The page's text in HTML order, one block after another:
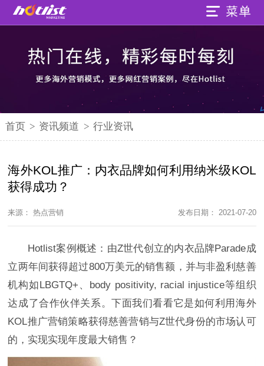
首页 > 资讯频道 > 行业资讯
海外KOL推广：内衣品牌如何利用纳米级KOL
获得成功？
来源： 热点营销 发布日期： 2021-07-20
Hotlist案例概述：由Z世代创立的内衣品牌Parade成
立两年间获得超过800万美元的销售额，并与非盈利慈善
机构如LBGTQ+、body positivity, racial injustice等组织
达成了合作伙伴关系。下面我们看看它是如何利用海外
KOL推广营销策略获得慈善营销与Z世代身份的市场认可
的，实现实现年度最大销售？